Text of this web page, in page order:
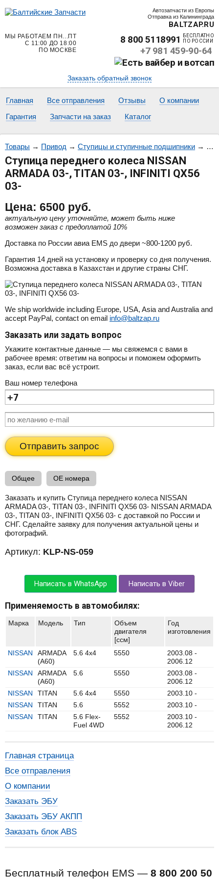
Автозапчасти из Европы
Отправка из Калининграда
BALTZAP.RU
МЫ РАБОТАЕМ ПН...ПТ
С 11:00 ДО 18:00
ПО МОСКВЕ
8 800 5118991
БЕСПЛАТНО
ПО РОССИИ
+7 981 459-90-64
Заказать обратный звонок
Главная Все отправления Отзывы
О компании
Гарантия
Запчасти на заказ Каталог
Товары → Привод → Ступицы и ступичные подшипники →
Ступица переднего колеса NISSAN
ARMADA 03-, TITAN 03-, INFINITI QX56
03-
Цена: 6500 руб.
актуальную цену уточняйте, может быть ниже
возможен заказ с предоплатой 10%
Доставка по России авиа EMS до двери ~800-1200 руб.
Гарантия 14 дней на установку и проверку со дня получения.
Возможна доставка в Казахстан и другие страны СНГ.
We ship worldwide including Europe, USA, Asia and Australia and
accept PayPal, contact on email info@baltzap.ru
Заказать или задать вопрос
Укажите контактные данные — мы свяжемся с вами в
рабочее время: ответим на вопросы и поможем оформить
заказ, если вас всё устроит.
Ваш номер телефона
Отправить запрос
Общее OE номера
Заказать и купить Ступица переднего колеса NISSAN
ARMADA 03-, TITAN 03-, INFINITI QX56 03- NISSAN ARMADA
03-, TITAN 03-, INFINITI QX56 03- с доставкой по России и
СНГ. Сделайте заявку для получения актуальной цены и
фотографий.
Артикул: KLP-NS-059
Написать в WhatsApp Написать в Viber
Применяемость в автомобилях:
Марка Модель Тип
Объем
двигателя
[ccм]
Год
изготовления
NISSAN
ARMADA
(A60)
5.6 4x4 5550
2003.08 -
2006.12
NISSAN
ARMADA
(A60)
5.6 5550
2003.08 -
2006.12
NISSAN
TITAN 5.6 4x4 5550
2003.10 -
NISSAN
TITAN 5.6 5552
2003.10 -
NISSAN
TITAN
5.6 Flex-
Fuel 4WD
5552
2003.10 -
2006.12
Главная страница
Все отправления
О компании
Заказать ЭБУ
Заказать ЭБУ АКПП
Заказать блок ABS
Бесплатный телефон EMS — 8 800 200 50